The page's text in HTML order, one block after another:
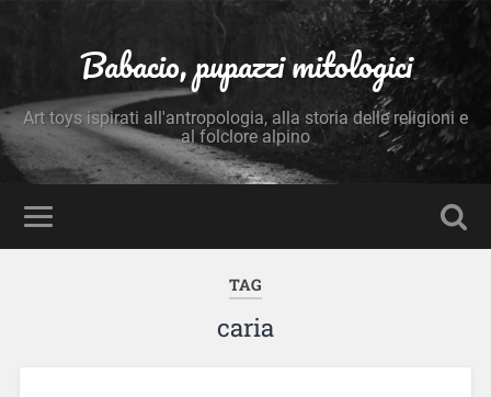
Babacio, pupazzi mitologici
Art toys ispirati all'antropologia, alla storia delle religioni e
al folclore alpino
TAG
caria